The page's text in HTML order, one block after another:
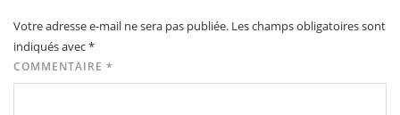
Votre adresse e-mail ne sera pas publiée. Les champs obligatoires sont
indiqués avec*
COMMENTAIRE *